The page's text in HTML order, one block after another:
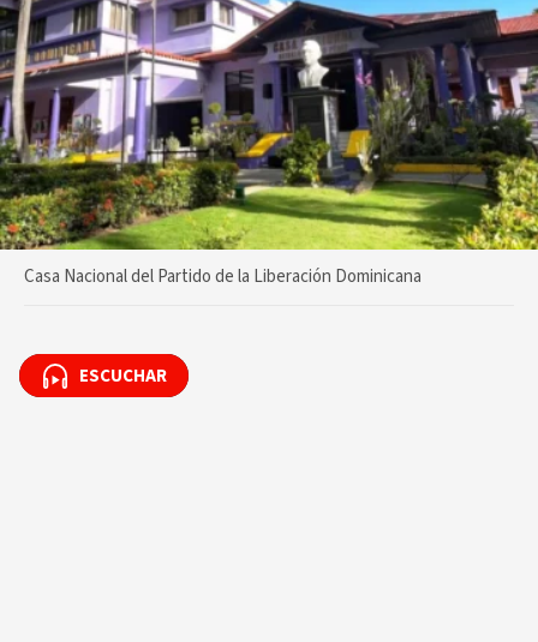
Casa Nacional del Partido de la Liberación Dominicana
ESCUCHAR
ESCUCHAR